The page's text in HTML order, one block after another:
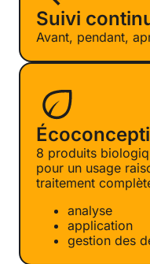
Suivi
Avant, pendant,
8 produits
pour un usage
traitement
analyse
application
gestion des